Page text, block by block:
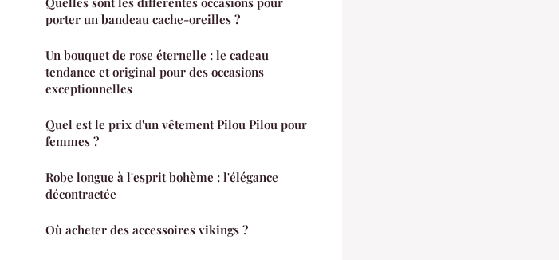
porter un bandeau cache-oreilles ?
Un bouquet de rose éternelle : le cadeau
tendance et original pour des occasions
exceptionnelles
Quel est le prix d'un vêtement Pilou Pilou pour
femmes ?
Robe longue à l'esprit bohème : l'élégance
décontractée
Où acheter des accessoires vikings ?